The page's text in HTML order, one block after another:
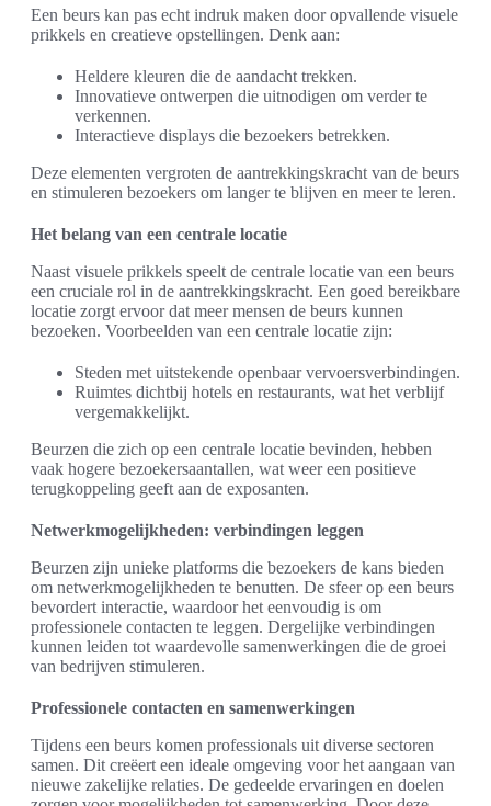
Een beurs kan pas echt indruk maken door opvallende visuele
prikkels en creatieve opstellingen. Denk aan:
Heldere kleuren die de aandacht trekken.
Innovatieve ontwerpen die uitnodigen om verder te
verkennen.
Interactieve displays die bezoekers betrekken.
Deze elementen vergroten de aantrekkingskracht van de beurs
en stimuleren bezoekers om langer te blijven en meer te leren.
Het belang van een centrale locatie
Naast visuele prikkels speelt de centrale locatie van een beurs
een cruciale rol in de aantrekkingskracht. Een goed bereikbare
locatie zorgt ervoor dat meer mensen de beurs kunnen
bezoeken. Voorbeelden van een centrale locatie zijn:
Steden met uitstekende openbaar vervoersverbindingen.
Ruimtes dichtbij hotels en restaurants, wat het verblijf
vergemakkelijkt.
Beurzen die zich op een centrale locatie bevinden, hebben
vaak hogere bezoekersaantallen, wat weer een positieve
terugkoppeling geeft aan de exposanten.
Netwerkmogelijkheden: verbindingen leggen
Beurzen zijn unieke platforms die bezoekers de kans bieden
om netwerkmogelijkheden te benutten. De sfeer op een beurs
bevordert interactie, waardoor het eenvoudig is om
professionele contacten te leggen. Dergelijke verbindingen
kunnen leiden tot waardevolle samenwerkingen die de groei
van bedrijven stimuleren.
Professionele contacten en samenwerkingen
Tijdens een beurs komen professionals uit diverse sectoren
samen. Dit creëert een ideale omgeving voor het aangaan van
nieuwe zakelijke relaties. De gedeelde ervaringen en doelen